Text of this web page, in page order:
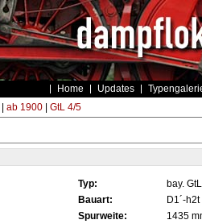
Home Updates
ab 1900| GtL 4/5
Typ: bay.
Bauart: D1´-h2t
Spurweite: 1435